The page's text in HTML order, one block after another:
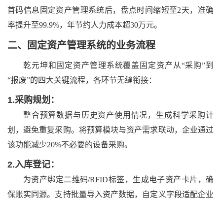
首码信息固定资产管理系统后，盘点时间缩短至2天，准确
率提升至99.9%，年节约人力成本超30万元。
二、 固定资产管理系统的业务流程
乾元坤和固定资产管理系统覆盖固定资产从“采购”到
“报废”的四大关键流程，各环节无缝衔接：
1.采购规划：
整合预算数据与历史资产使用情况，生成科学采购计
划，避免重复采购。将预算模块与资产需求联动，企业通过
该功能减少20%不必要的设备采购。
2.入库登记：
为资产绑定二维码/RFID标签，生成电子资产卡片，确
保账实同源。支持批量导入资产数据，自定义字段适配企业